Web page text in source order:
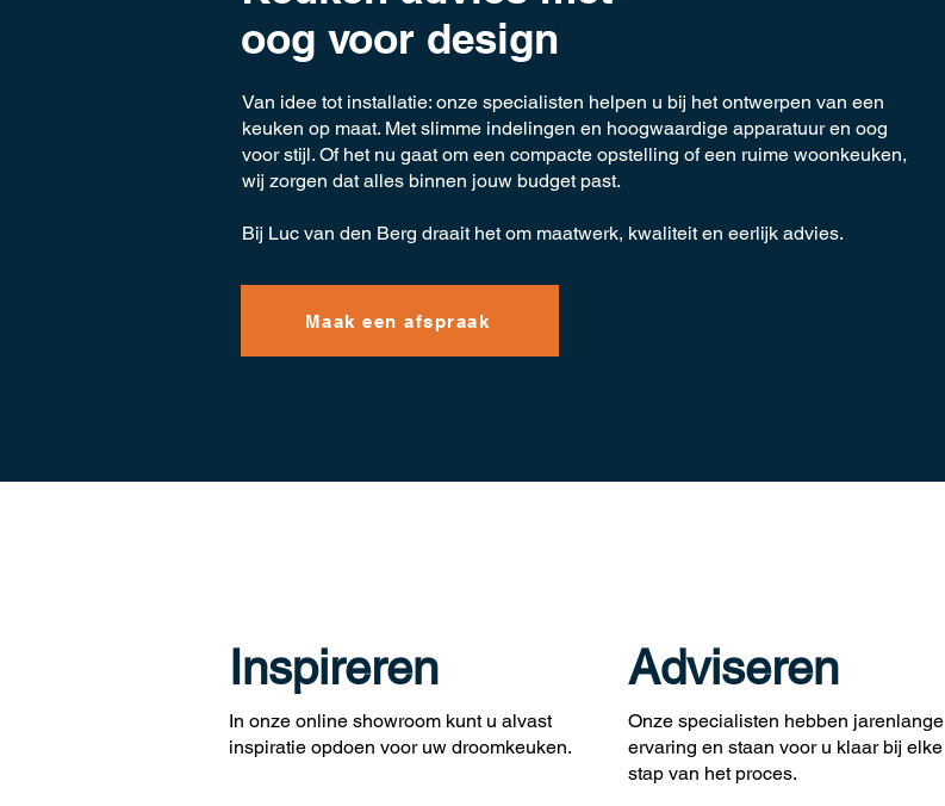
oog voor design
Van idee tot installatie: onze specialisten helpen u bij het ontwerpen van een
keuken op maat. Met slimme indelingen en hoogwaardige apparatuur en oog
voor stijl. Of het nu gaat om een compacte opstelling of een ruime woonkeuken,
wij zorgen dat alles binnen jouw budget past.
Bij Luc van den Berg draait het om maatwerk, kwaliteit en eerlijk advies.
Maak een afspraak
Inspireren
In onze online showroom kunt u alvast
inspiratie opdoen voor uw droomkeuken.
Adviseren
Onze specialisten hebben jarenlange
ervaring en staan voor u klaar bij elke
stap van het proces.